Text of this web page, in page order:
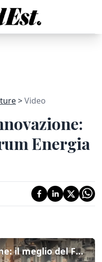
Video
Energia
Transizione e innovazione: il meglio del Forum Energia a Trieste